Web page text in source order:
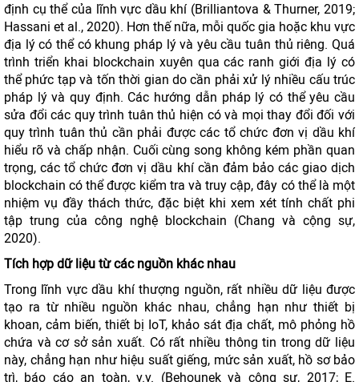
định cụ thể của lĩnh vực dầu khí (Brilliantova & Thurner, 2019;
Hassani et al., 2020). Hơn thế nữa, mỗi quốc gia hoặc khu vực
địa lý có thể có khung pháp lý và yêu cầu tuân thủ riêng. Quá
trình triển khai blockchain xuyên qua các ranh giới địa lý có
thể phức tạp và tốn thời gian do cần phải xử lý nhiều cấu trúc
pháp lý và quy định. Các hướng dẫn pháp lý có thể yêu cầu
sửa đổi các quy trình tuân thủ hiện có và mọi thay đổi đối với
quy trình tuân thủ cần phải được các tổ chức đơn vị dầu khí
hiểu rõ và chấp nhận. Cuối cùng song không kém phần quan
trọng, các tổ chức đơn vị dầu khí cần đảm bảo các giao dịch
blockchain có thể được kiểm tra và truy cập, đây có thể là một
nhiệm vụ đầy thách thức, đặc biệt khi xem xét tính chất phi
tập trung của công nghệ blockchain (Chang và cộng sự,
2020).
Tích hợp dữ liệu từ các nguồn khác nhau
Trong lĩnh vực dầu khí thượng nguồn, rất nhiều dữ liệu được
tạo ra từ nhiều nguồn khác nhau, chẳng hạn như thiết bị
khoan, cảm biến, thiết bị IoT, khảo sát địa chất, mô phỏng hồ
chứa và cơ sở sản xuất. Có rất nhiều thông tin trong dữ liệu
này, chẳng hạn như hiệu suất giếng, mức sản xuất, hồ sơ bảo
trì, báo cáo an toàn, v.v. (Behounek và cộng sự, 2017; E.